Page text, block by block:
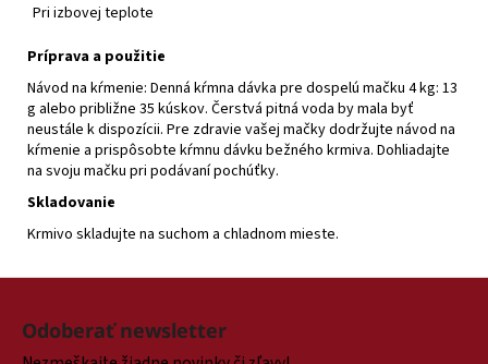
Pri izbovej teplote
Príprava a použitie
Návod na kŕmenie: Denná kŕmna dávka pre dospelú mačku 4 kg: 13
g alebo približne 35 kúskov. Čerstvá pitná voda by mala byť
neustále k dispozícii. Pre zdravie vašej mačky dodržujte návod na
kŕmenie a prispôsobte kŕmnu dávku bežného krmiva. Dohliadajte
na svoju mačku pri podávaní pochúťky.
Skladovanie
Krmivo skladujte na suchom a chladnom mieste.
Z
Odoberať newsletter